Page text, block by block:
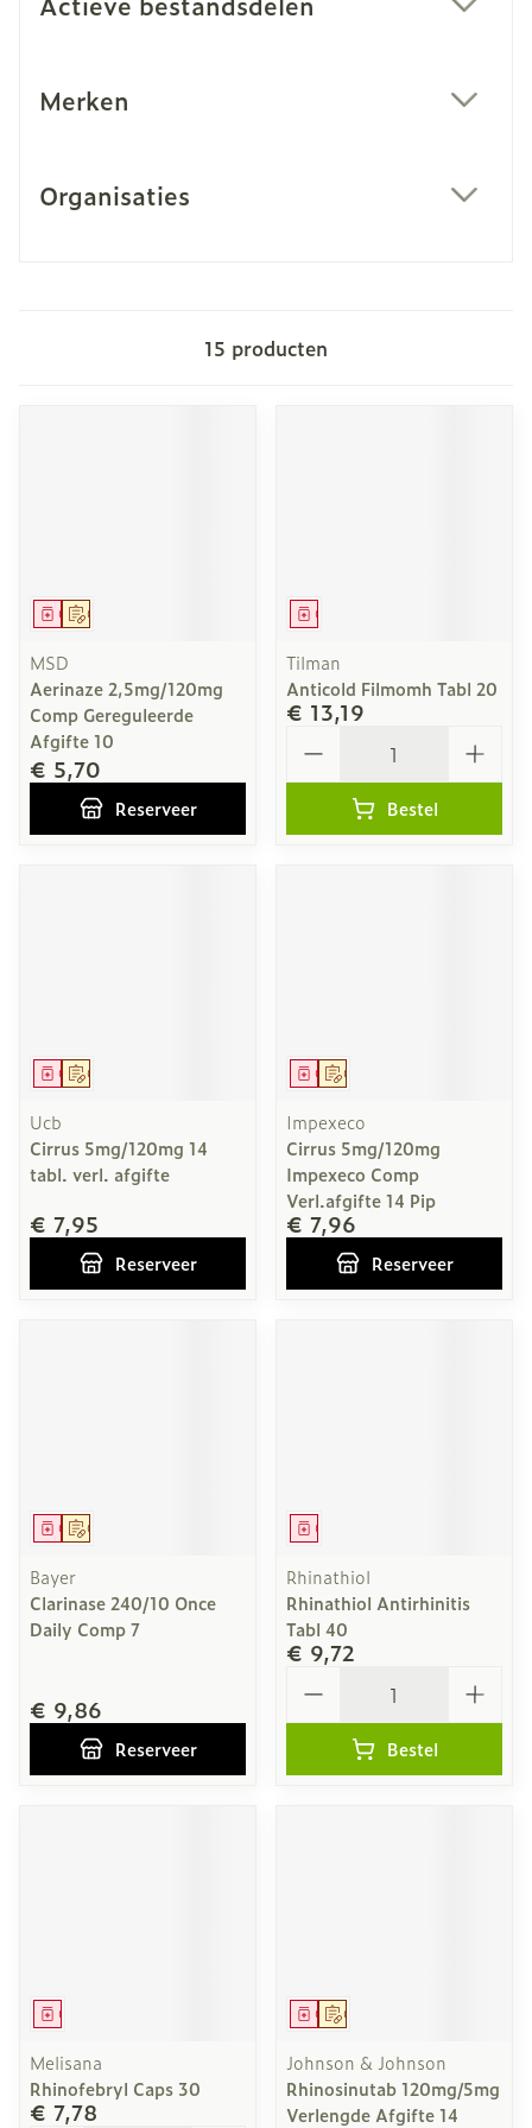
Merken
Organisaties
15 producten
Op voorschrift
Geneesmiddel
MSD
Aerinaze 2,5mg/120mg
Comp Gereguleerde
Afgifte 10
€ 5,70
Reserveer
Geneesmiddel
Tilman
Anticold Filmomh Tabl 20
€ 13,19
Bestel
Op voorschrift
Geneesmiddel
Ucb
Cirrus 5mg/120mg 14
tabl. verl. afgifte
€ 7,95
Reserveer
Op voorschrift
Geneesmiddel
Impexeco
Cirrus 5mg/120mg
Impexeco Comp
Verl.afgifte 14 Pip
€ 7,96
Reserveer
Op voorschrift
Geneesmiddel
Bayer
Clarinase 240/10 Once
Daily Comp 7
€ 9,86
Reserveer
Geneesmiddel
Rhinathiol
Rhinathiol Antirhinitis
Tabl 40
€ 9,72
Bestel
Geneesmiddel
Melisana
Rhinofebryl Caps 30
€ 7,78
Op voorschrift
Geneesmiddel
Johnson & Johnson
Rhinosinutab 120mg/5mg
Verlengde Afgifte 14